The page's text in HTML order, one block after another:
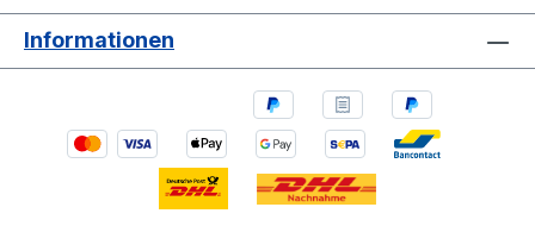
Informationen